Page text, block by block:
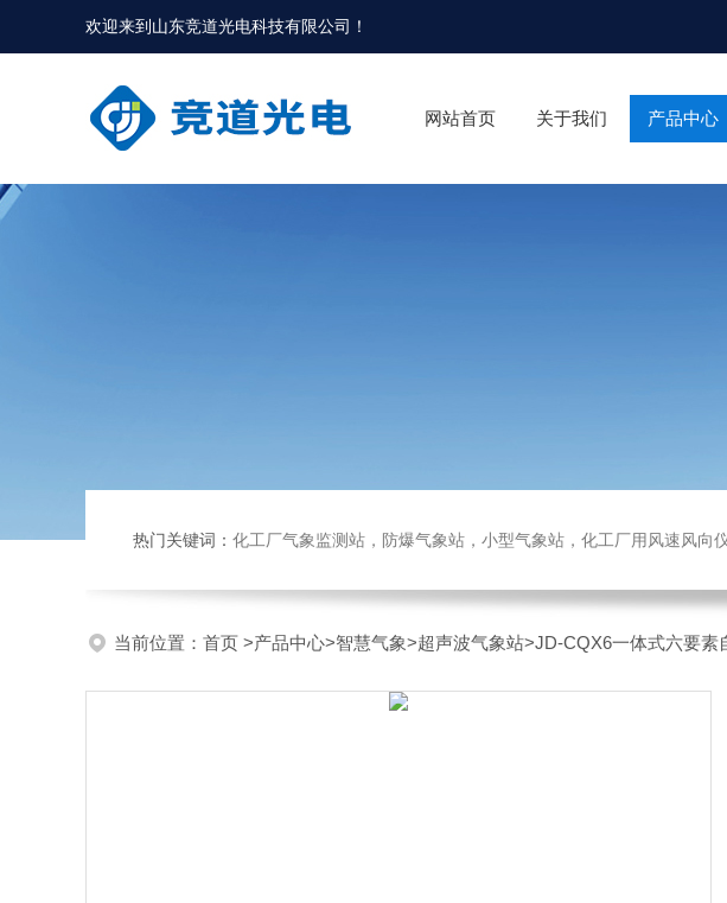
欢迎来到 山东竞道光电科技有限公司 ！
网站首页 关于我们 产品中心
热门关键词： 化工厂气象监测站，防爆气象站，小型气象站，化工厂用风速风向仪，负氧
当前位置： 首页 >产品中心>智慧气象>超声波气象站>JD-CQX6一体式六要素